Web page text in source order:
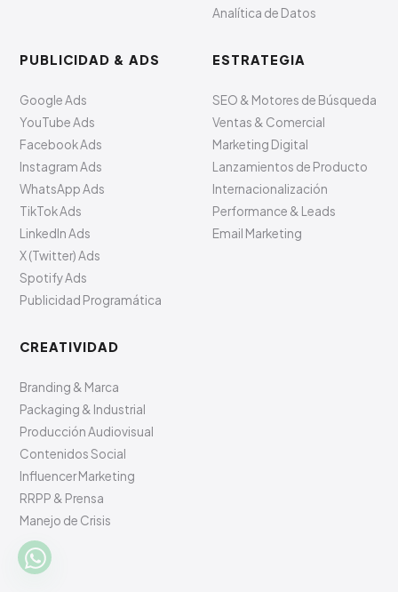
Analítica de Datos
PUBLICIDAD & ADS
Google Ads
YouTube Ads
Facebook Ads
Instagram Ads
WhatsApp Ads
TikTok Ads
LinkedIn Ads
X (Twitter) Ads
Spotify Ads
Publicidad Programática
ESTRATEGIA
SEO & Motores de Búsqueda
Ventas & Comercial
Marketing Digital
Lanzamientos de Producto
Internacionalización
Performance & Leads
Email Marketing
CREATIVIDAD
Branding & Marca
Packaging & Industrial
Producción Audiovisual
Contenidos Social
Influencer Marketing
RRPP & Prensa
Manejo de Crisis